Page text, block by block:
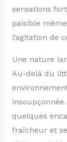
sensations
paisible
l’agitation de
Une nature
Au-delà du
quelques
fraîcheur et